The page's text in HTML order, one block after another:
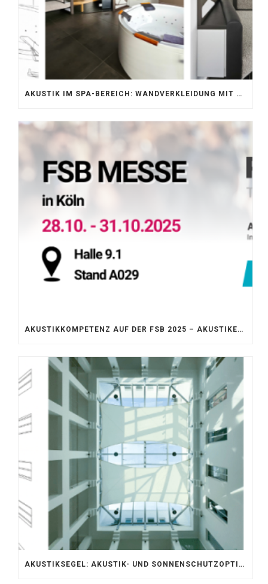
AKUSTIK IM SPA-BEREICH: WANDVERKLEIDUNG MIT SILENTPROTECT CORE
AKUSTIKKOMPETENZ AUF DER FSB 2025 – AKUSTIKELEMENTE FÜR DIE LEBENSRÄUME VON MORGEN
AKUSTIKSEGEL: AKUSTIK- UND SONNENSCHUTZOPTIMIERUNG IM ATRIUM DER UNIVERSITÄT BONN